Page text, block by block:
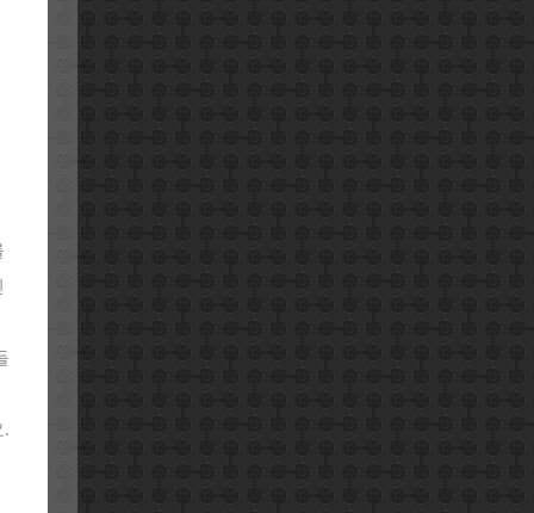
.